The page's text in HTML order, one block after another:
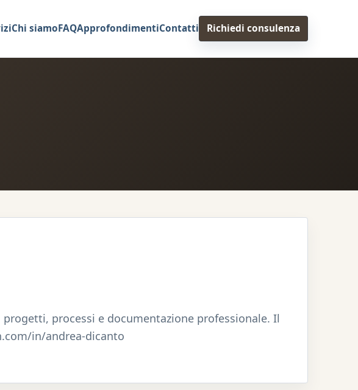
Chi siamoFAQApprofondimentiContatti Richiedi consulenza
processi e documentazione professionale. Il
in/andrea-dicanto